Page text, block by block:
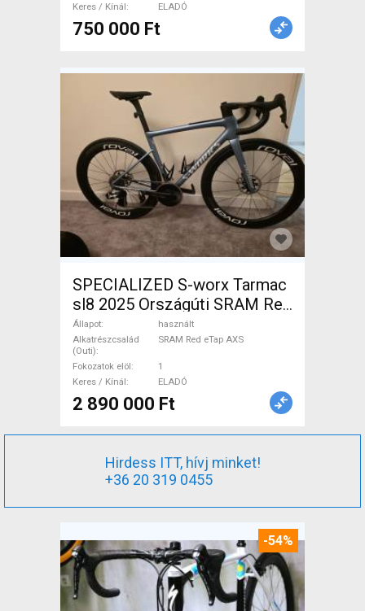
Keres / Kínál
ELADÓ
750 000 Ft
SPECIALIZED S-worx Tarmac
sl8 2025 Országúti SRAM Red
eTap AXS tárcsafék használt
ELADÓ
Állapot
használt
Alkatrészcsalád
(Outi)
SRAM Red eTap AXS
Fokozatok elöl
1
Keres / Kínál
ELADÓ
2 890 000 Ft
Hirdess ITT, hívj minket!
+36 20 319 0455
-54%